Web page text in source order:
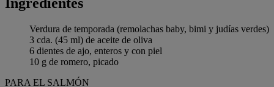
Verdura de temporada (remolachas baby, bimi y judías verdes)
3 cda. (45 ml) de aceite de oliva
6 dientes de ajo, enteros y con piel
10 g de romero, picado
PARA EL SALMÓN